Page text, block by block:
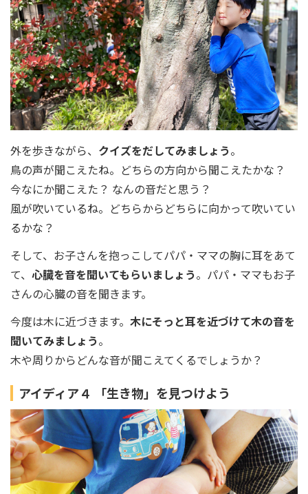
外を歩きながら、 クイズをだしてみましょう。
鳥の声が聞こえたね。どちらの方向から聞こえたかな？
今なにか聞こえた？ なんの音だと思う？
風が吹いているね。どちらからどちらに向かって吹いてい
るかな？
そして、お子さんを抱っこしてパパ・ママの胸に耳をあて
て、 心臓を音を聞いてもらいましょう。パパ・ママもお子
さんの心臓の音を聞きます。
今度は木に近づきます。 木にそっと耳を近づけて木の音を
聞いてみましょう。
木や周りからどんな音が聞こえてくるでしょうか？
アイディア４ 「生き物」を見つけよう